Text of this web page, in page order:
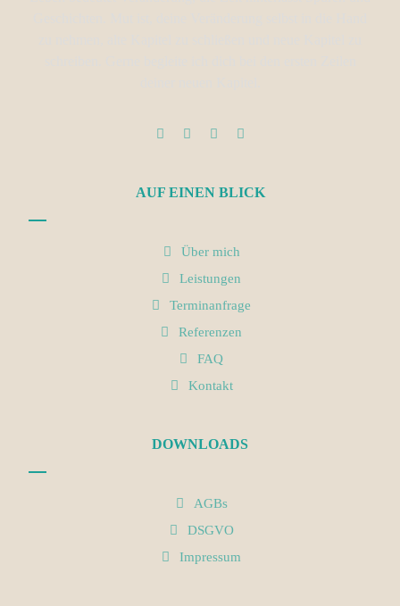
AUF EINEN BLICK
Über mich
Leistungen
Terminanfrage
Referenzen
FAQ
Kontakt
DOWNLOADS
AGBs
DSGVO
Impressum